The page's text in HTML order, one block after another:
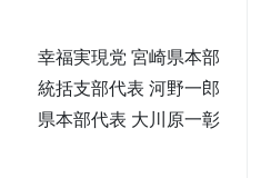
幸福実現党 宮崎県本部
統括支部代表 河野一郎
県本部代表 大川原一彰